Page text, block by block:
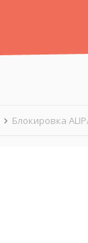
Блокировка